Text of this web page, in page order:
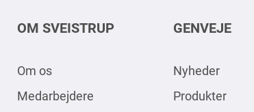
OM SVEISTRUP
Om os
Medarbejdere
GENVEJE
Nyheder
Produkter